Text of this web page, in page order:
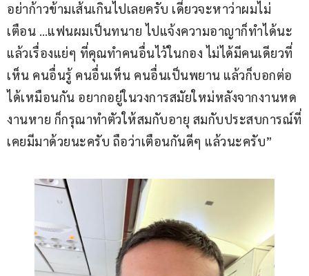
อย่าก้าวข้ามเส้นเกินไปเลยครับ เดี๋ยวจะหาว่าผมไม่
เตือน …แฟนผมเป็นทนาย ไปแจ้งความอาญาก็ทำได้นะ
แล้วเรื่องแย่ๆ ที่คุณทำคนอื่นไว้ในกอง ไม่ได้มีคนเดียวที่
เห็น คนอื่นรู้ คนอื่นเห็น คนอื่นเป็นพยาน แล้วก็บอกต่อ
ได้เหมือนกัน อยากอยู่ในวงการสมัยใหม่หลังจากงานหด
งานหาย ก็กรุณาทำตัวให้สมกับอายุ สมกับประสบการณ์ที่
เคยมีมาด้วยนะครับ ถือว่าเตือนกันดีๆ แล้วนะครับ”